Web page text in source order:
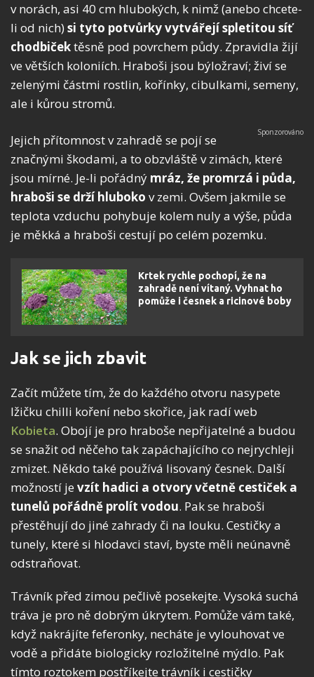
v norách, asi 40 cm hlubokých, k nimž (anebo chcete-
li od nich) si tyto potvůrky vytvářejí spletitou síť
chodbičektěsně pod povrchem půdy. Zpravidla žijí
ve větších koloniích. Hraboši jsou býložraví; živí se
zelenými částmi rostlin, kořínky, cibulkami, semeny,
ale i kůrou stromů.
Jejich přítomnost v zahradě se pojí se
značnými škodami, a to obzvláště v zimách, které
jsou mírné. Je-li pořádný mráz, že promrzá i půda,
hraboši se drží hluboko v zemi. Ovšem jakmile se
teplota vzduchu pohybuje kolem nuly a výše, půda
je měkká a hraboši cestují po celém pozemku.
Krtek rychle pochopí, že na
zahradě není vítaný. Vyhnat ho
pomůže i česnek a ricinové boby
Jak se jich zbavit
Začít můžete tím, že do každého otvoru nasypete
lžičku chilli koření nebo skořice, jak radí web
Kobieta. Obojí je pro hraboše nepřijatelné a budou
se snažit od něčeho tak zapáchajícího co nejrychleji
zmizet. Někdo také používá lisovaný česnek. Další
možností je vzít hadici a otvory včetně cestiček a
tunelů pořádně prolít vodou. Pak se hraboši
přestěhují do jiné zahrady či na louku. Cestičky a
tunely, které si hlodavci staví, byste měli neúnavně
odstraňovat.
Trávník před zimou pečlivě posekejte. Vysoká suchá
tráva je pro ně dobrým úkrytem. Pomůže vám také,
když nakrájíte feferonky, necháte je vylouhovat ve
vodě a přidáte biologicky rozložitelné mýdlo. Pak
tímto roztokem postříkejte trávník i cestičky